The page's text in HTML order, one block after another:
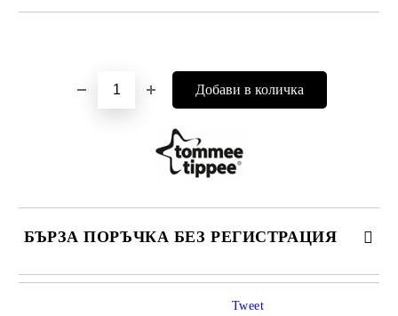
БЪРЗА ПОРЪЧКА БЕЗ РЕГИСТРАЦИЯ
САМО ПОПЪЛНЕТЕ 4 ПОЛЕТА
Tweet